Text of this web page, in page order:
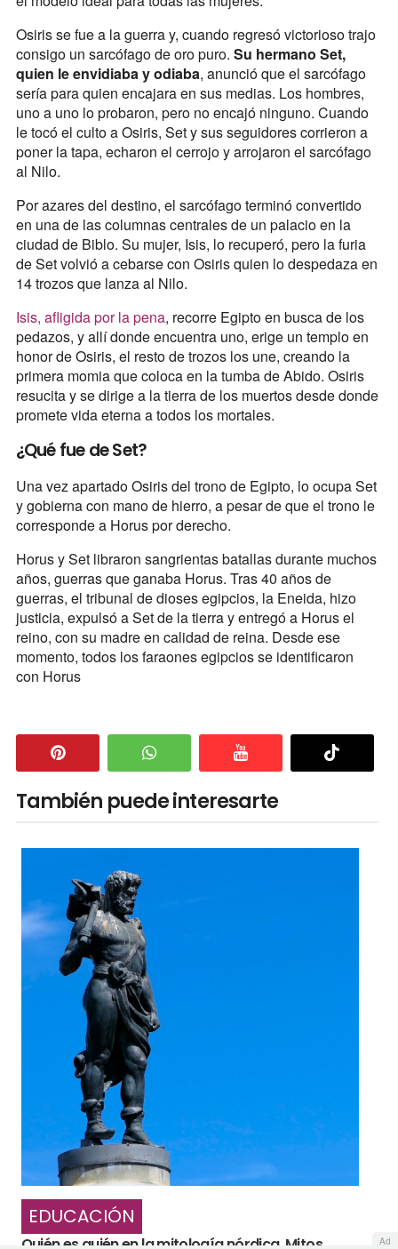
Osiris se fue a la guerra y, cuando regresó victorioso trajo
consigo un sarcófago de oro puro. Su hermano Set,
quien le envidiaba y odiaba, anunció que el sarcófago
sería para quien encajara en sus medias. Los hombres,
uno a uno lo probaron, pero no encajó ninguno. Cuando
le tocó el culto a Osiris, Set y sus seguidores corrieron a
poner la tapa, echaron el cerrojo y arrojaron el sarcófago
al Nilo.
Por azares del destino, el sarcófago terminó convertido
en una de las columnas centrales de un palacio en la
ciudad de Biblo. Su mujer, Isis, lo recuperó, pero la furia
de Set volvió a cebarse con Osiris quien lo despedaza en
14 trozos que lanza al Nilo.
Isis, afligida por la pena, recorre Egipto en busca de los
pedazos, y allí donde encuentra uno, erige un templo en
honor de Osiris, el resto de trozos los une, creando la
primera momia que coloca en la tumba de Abido. Osiris
resucita y se dirige a la tierra de los muertos desde donde
promete vida eterna a todos los mortales.
¿Qué fue de Set?
Una vez apartado Osiris del trono de Egipto, lo ocupa Set
y gobierna con mano de hierro, a pesar de que el trono le
corresponde a Horus por derecho.
Horus y Set libraron sangrientas batallas durante muchos
años, guerras que ganaba Horus. Tras 40 años de
guerras, el tribunal de dioses egipcios, la Eneida, hizo
justicia, expulsó a Set de la tierra y entregó a Horus el
reino, con su madre en calidad de reina. Desde ese
momento, todos los faraones egipcios se identificaron
con Horus
También puede interesarte
EDUCACIÓN
Quién es quién en la mitología nórdica. Mitos Ad